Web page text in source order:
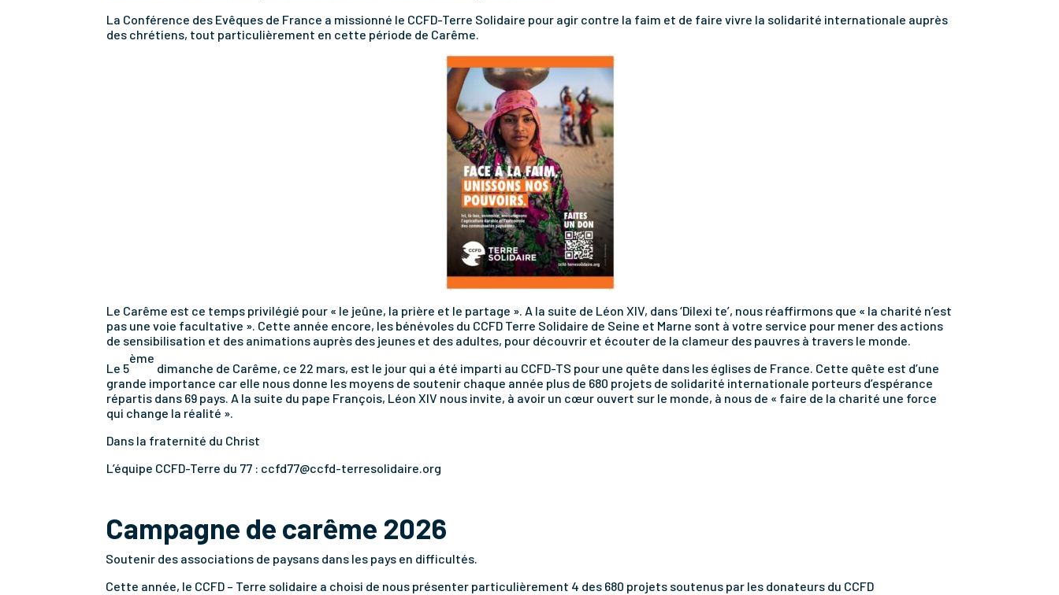
La Conférence des Evêques de France a missionné le CCFD-Terre Solidaire pour agir contre la faim et de faire vivre la solidarité internationale auprès
des chrétiens, tout particulièrement en cette période de Carême.
Le Carême est ce temps privilégié pour « le jeûne, la prière et le partage ». A la suite de Léon XIV, dans ‘Dilexi te’, nous réaffirmons que « la charité n’est
pas une voie facultative ». Cette année encore, les bénévoles du CCFD Terre Solidaire de Seine et Marne sont à votre service pour mener des actions
de sensibilisation et des animations auprès des jeunes et des adultes, pour découvrir et écouter de la clameur des pauvres à travers le monde.
Le 5
ème
dimanche de Carême, ce 22 mars, est le jour qui a été imparti au CCFD-TS pour une quête dans les églises de France. Cette quête est d’une
grande importance car elle nous donne les moyens de soutenir chaque année plus de 680 projets de solidarité internationale porteurs d’espérance
répartis dans 69 pays. A la suite du pape François, Léon XIV nous invite, à avoir un cœur ouvert sur le monde, à nous de « faire de la charité une force
qui change la réalité ».
Dans la fraternité du Christ
L’équipe CCFD-Terre du 77 : ccfd77@ccfd-terresolidaire.org
Campagne de carême 2026
Soutenir des associations de paysans dans les pays en difficultés.
Cette année, le CCFD – Terre solidaire a choisi de nous présenter particulièrement 4 des 680 projets soutenus par les donateurs du CCFD